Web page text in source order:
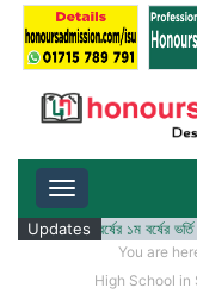
Toggle
Updates
২৬ শিক্ষাবর্ষের ১ম বর্ষের ভর্তি
You are
High School in